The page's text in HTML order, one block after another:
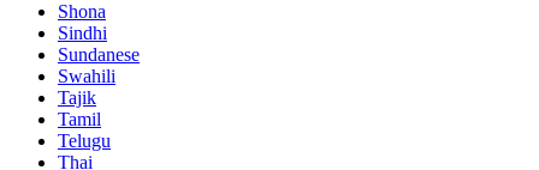
Shona
Sindhi
Sundanese
Swahili
Tajik
Tamil
Telugu
Thai